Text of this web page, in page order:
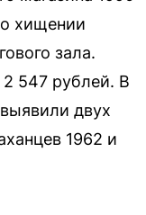
хищении
зала.
547 рублей. В
двух
1962 и